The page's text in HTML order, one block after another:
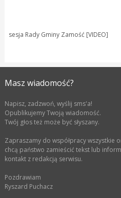
sesja Rady Gminy Zamość [VIDEO]
Masz wiadomość?
Napisz, zadzwoń, wyślij sms'a!
Opublikujemy Twoją wiadomość.
Twój głos też może być słyszany.
Zapraszamy do współpracy wszystkie
chcą państwo zamieścić tekst lub
kontakt z redakcją serwisu.
Pozdrawiam
Ryszard Puchacz